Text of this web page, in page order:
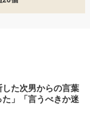
た次男からの言葉
た」「言うべきか迷